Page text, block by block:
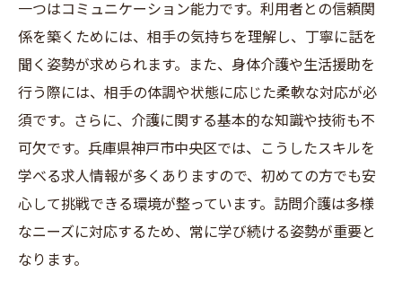
神戸市中央区での生活と仕事のバランス
訪問介護職として働く環境の整備
地域社会とのつながりと訪問介護
求人情報の正しい見方と読み解き方
神戸市中央区での訪問介護の需要と供給
訪問介護職での転職時の注意点
一つはコミュニケーション能力です。利用者との信頼関
係を築くためには、相手の気持ちを理解し、丁寧に話を
聞く姿勢が求められます。また、身体介護や生活援助を
行う際には、相手の体調や状態に応じた柔軟な対応が必
須です。さらに、介護に関する基本的な知識や技術も不
可欠です。兵庫県神戸市中央区では、こうしたスキルを
学べる求人情報が多くありますので、初めての方でも安
心して挑戦できる環境が整っています。訪問介護は多様
なニーズに対応するため、常に学び続ける姿勢が重要と
なります。